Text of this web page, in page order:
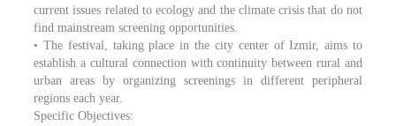
current issues related to ecology and the climate crisis that do not
find mainstream screening opportunities.
• The festival, taking place in the city center of Izmir, aims to
establish a cultural connection with continuity between rural and
urban areas by organizing screenings in different peripheral
regions each year.
Specific Objectives: